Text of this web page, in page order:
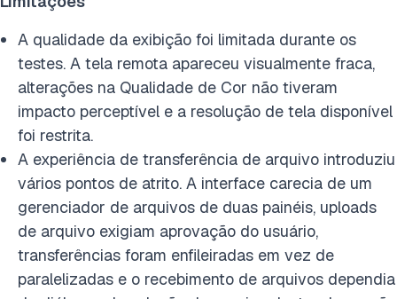
A qualidade da exibição foi limitada durante os
testes. A tela remota apareceu visualmente fraca,
alterações na Qualidade de Cor não tiveram
impacto perceptível e a resolução de tela disponível
foi restrita.
A experiência de transferência de arquivo introduziu
vários pontos de atrito. A interface carecia de um
gerenciador de arquivos de duas painéis, uploads
de arquivo exigiam aprovação do usuário,
transferências foram enfileiradas em vez de
paralelizadas e o recebimento de arquivos dependia